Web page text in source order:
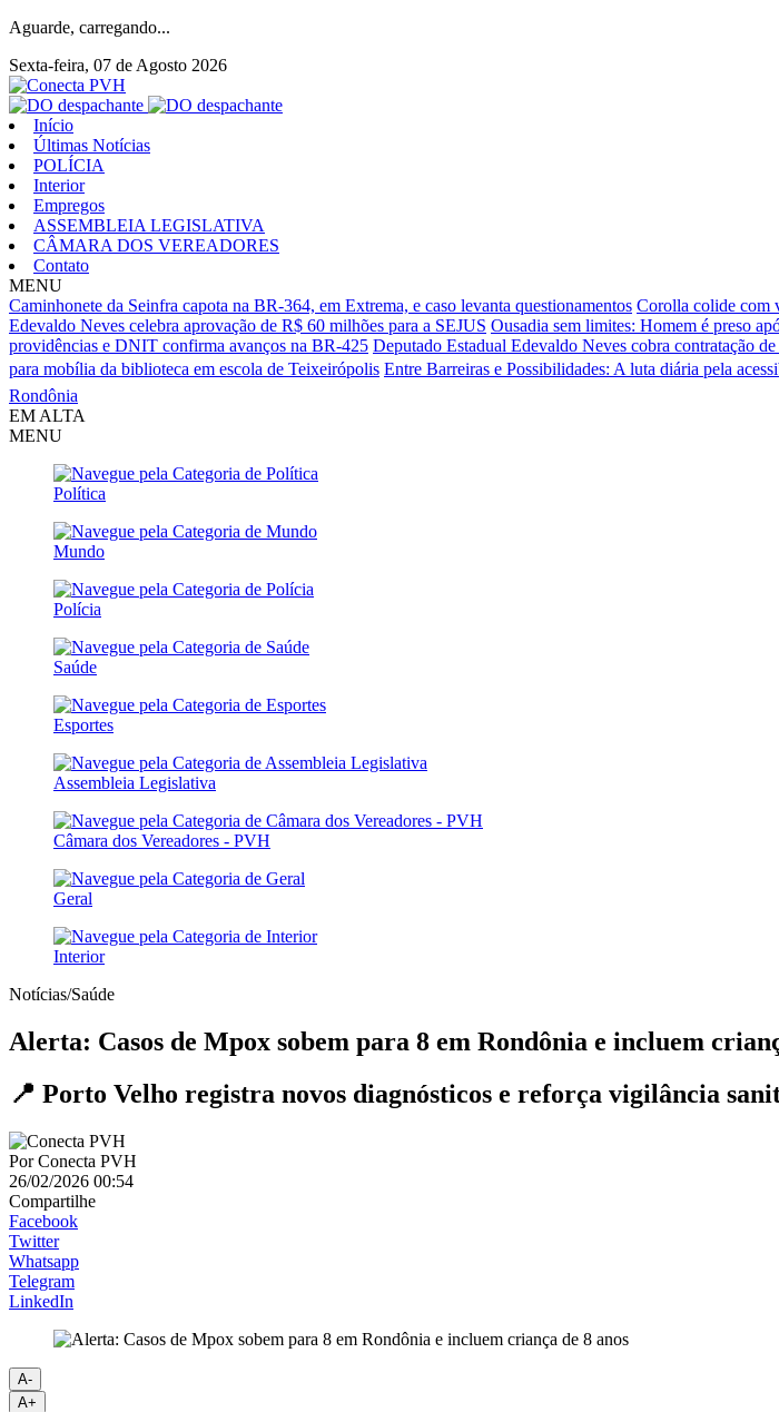
Aguarde, carregando...
Sexta-feira, 07 de Agosto 2026
Início
Últimas Notícias
POLÍCIA
Interior
Empregos
ASSEMBLEIA LEGISLATIVA
CÂMARA DOS VEREADORES
Contato
MENU
Caminhonete da Seinfra capota na BR-364, em Extrema, e caso levanta questionamentos Corolla colide com
Edevaldo Neves celebra aprovação de R$ 60 milhões para a SEJUS Ousadia sem limites: Homem é preso
providências e DNIT confirma avanços na BR-425 Deputado Estadual Edevaldo Neves cobra contratação
para mobília da biblioteca em escola de Teixeirópolis Entre Barreiras e Possibilidades: A luta diária pela
Rondônia
EM ALTA
MENU
Política
Mundo
Polícia
Saúde
Esportes
Assembleia Legislativa
Câmara dos Vereadores - PVH
Geral
Interior
Notícias/Saúde
Alerta: Casos de Mpox sobem para 8 em Rondônia e incluem
📍 Porto Velho registra novos diagnósticos e reforça vigilância
PorConecta PVH
26/02/2026 00:54
Compartilhe
Facebook
Twitter
Whatsapp
Telegram
LinkedIn
A-
A+